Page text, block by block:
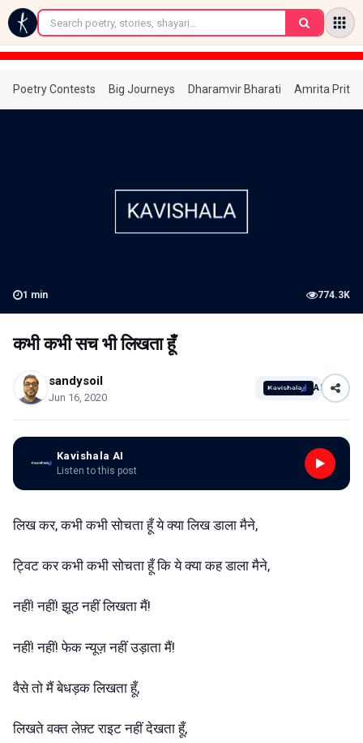
←
Poetry Contests Big Journeys Dharamvir Bharati Amrita
1 min 774.3K
कभी कभी सच भी लिखता हूँ
sandysoil
Jun 16, 2020
AI
Kavishala AI
Listen to this post
लिख कर, कभी कभी सोचता हूँ ये क्या लिख डाला मैने,
ट्विट कर कभी कभी सोचता हूँ कि ये क्या कह डाला मैने,
नहीं! नहीं! झूठ नहीं लिखता मैं!
नहीं! नहीं! फेक न्यूज़ नहीं उड़ाता मैं!
वैसे तो मैं बेधड़क लिखता हूँ,
लिखते वक्त लेफ़्ट राइट नहीं देखता हूँ,